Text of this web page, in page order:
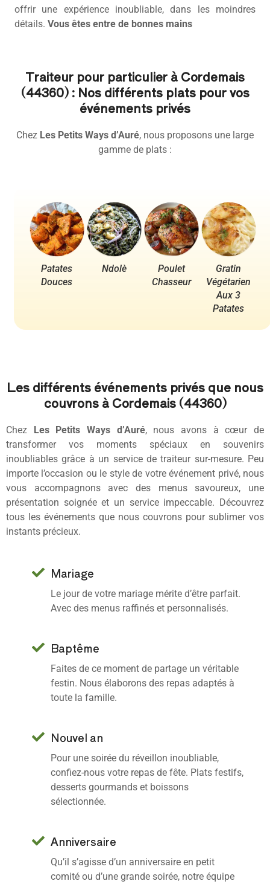
offrir une expérience inoubliable, dans les moindres
détails. Vous êtes entre de bonnes mains
Traiteur pour particulier à Cordemais
(44360) : Nos différents plats pour vos
événements privés
Chez Les Petits Ways d’Auré, nous proposons une large
gamme de plats :
Patates
Douces
Ndolè
Poulet
Chasseur
Gratin
Végétarien
Aux 3
Patates
Les différents événements privés que nous
couvrons à Cordemais (44360)
Chez Les Petits Ways d’Auré, nous avons à cœur de
transformer vos moments spéciaux en souvenirs
inoubliables grâce à un service de traiteur sur-mesure. Peu
importe l’occasion ou le style de votre événement privé, nous
vous accompagnons avec des menus savoureux, une
présentation soignée et un service impeccable. Découvrez
tous les événements que nous couvrons pour sublimer vos
instants précieux.
Mariage
Le jour de votre mariage mérite d’être parfait.
Avec des menus raffinés et personnalisés.
Baptême
Faites de ce moment de partage un véritable
festin. Nous élaborons des repas adaptés à
toute la famille.
Nouvel an
Pour une soirée du réveillon inoubliable,
confiez-nous votre repas de fête. Plats festifs,
desserts gourmands et boissons
sélectionnée.
Anniversaire
Qu’il s’agisse d’un anniversaire en petit
comité ou d’une grande soirée, notre équipe